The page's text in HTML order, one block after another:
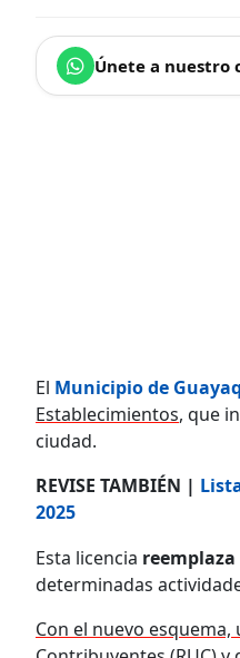
Únete a nuestro
El Municipio de
Establecimientos, que
ciudad.
REVISE TAMBIÉN |
2025
Esta licencia reemplaza
determinadas
Con el nuevo